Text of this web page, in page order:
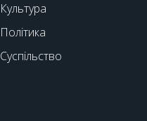
Культура
Політика
Суспільство